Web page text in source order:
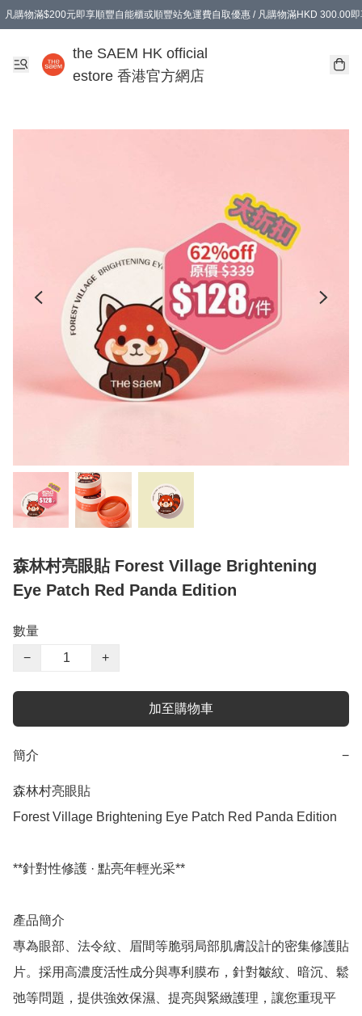
凡購物滿$200元即享順豐自能櫃或順豐站免運費自取優惠 / 凡購物滿HKD 300.00
the SAEM HK official
estore 香港官方網店
森林村亮眼貼 Forest Village Brightening
Eye Patch Red Panda Edition
數量
−
+
加至購物車
簡介 −
森林村亮眼貼
Forest Village Brightening Eye Patch Red Panda Edition
**針對性修護 · 點亮年輕光采**
產品簡介
專為眼部、法令紋、眉間等脆弱局部肌膚設計的密集修護貼
片。採用高濃度活性成分與專利膜布，針對皺紋、暗沉、鬆
弛等問題，提供強效保濕、提亮與緊緻護理，讓您重現平